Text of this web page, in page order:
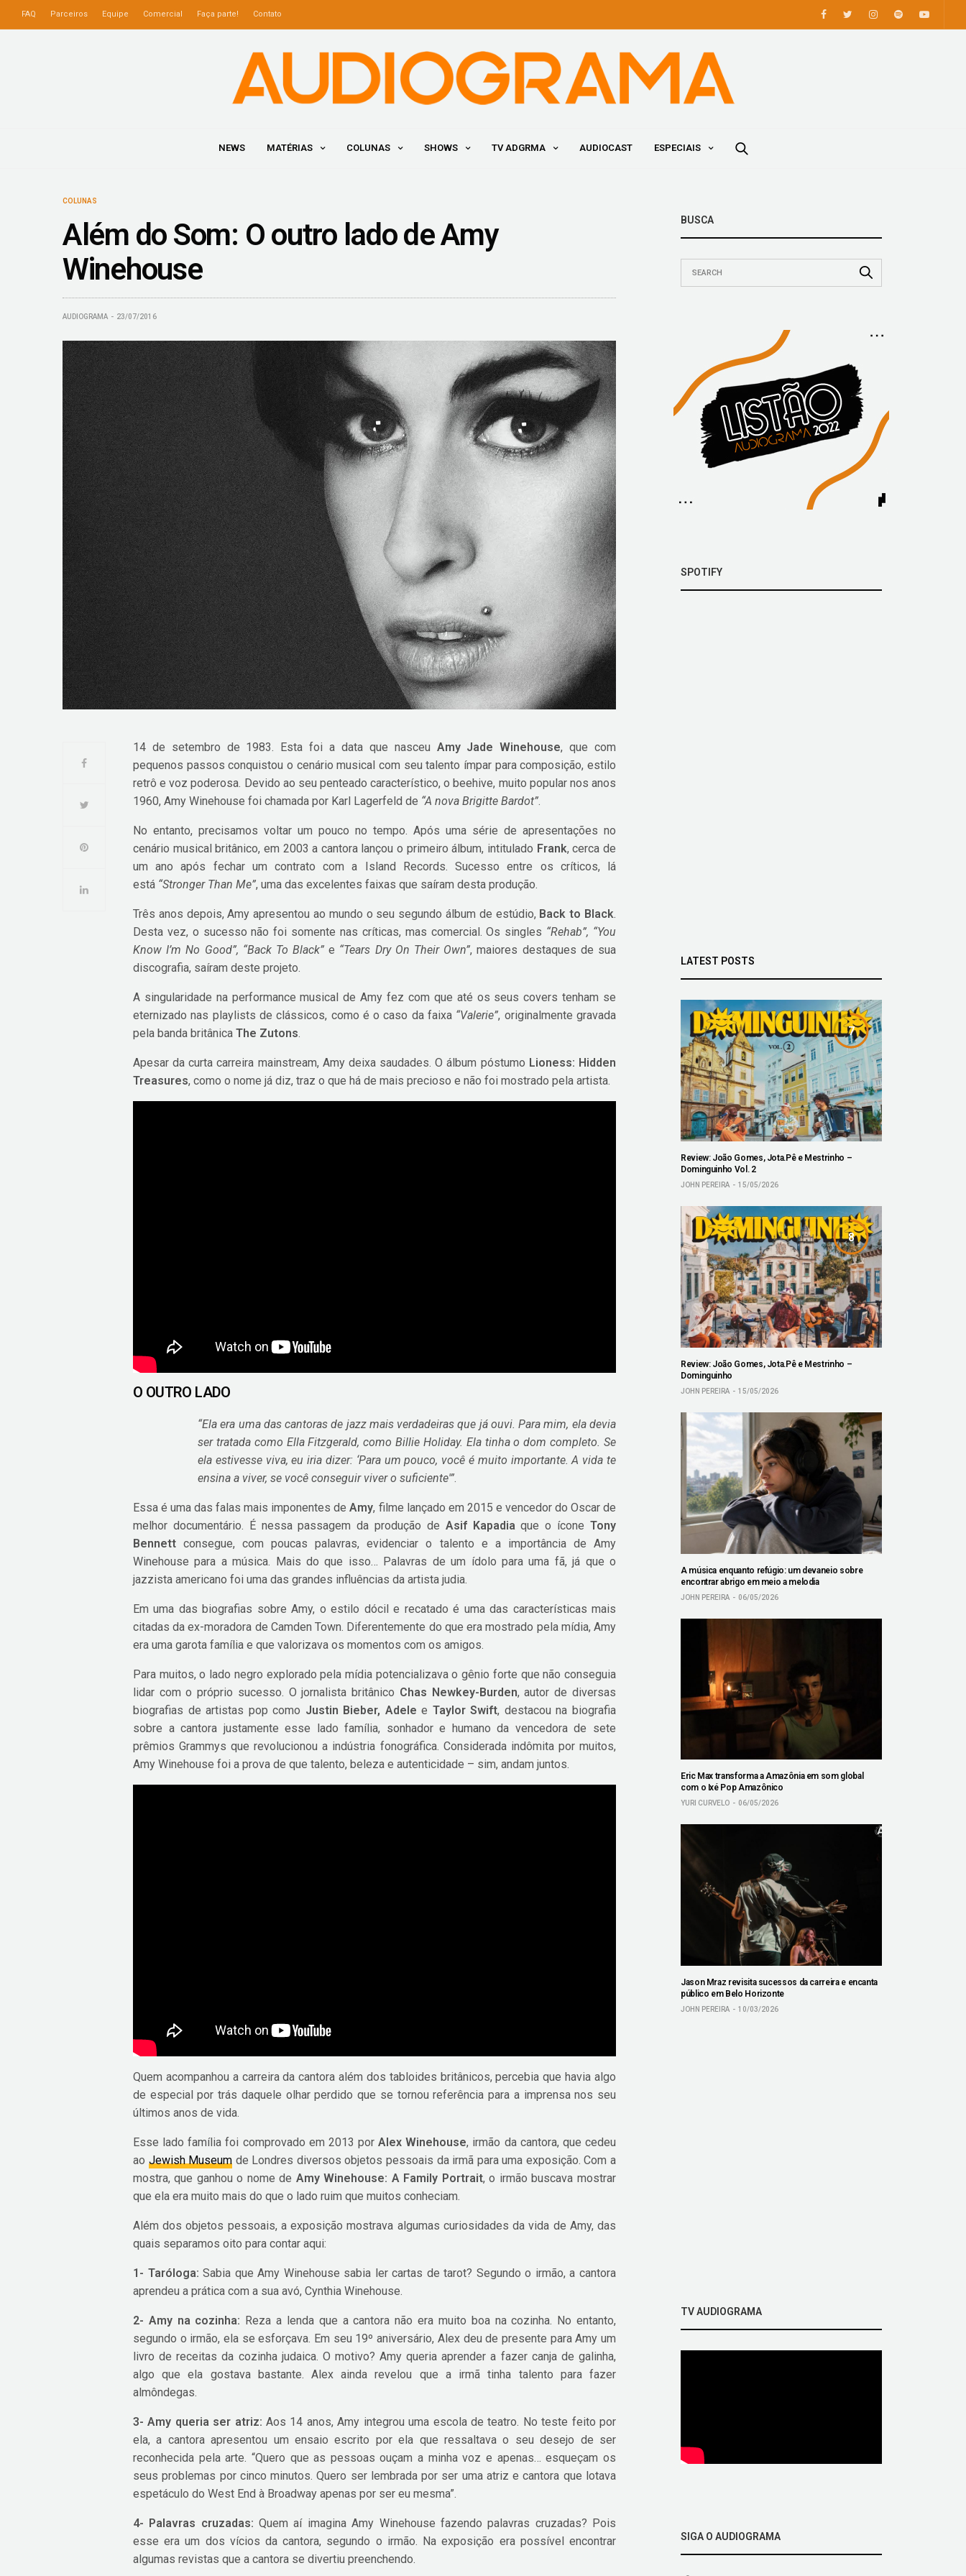
FAQ Parceiros Equipe Comercial Faça parte! Contato
NEWS MATÉRIAS COLUNAS SHOWS TV ADGRMA AUDIOCAST ESPECIAIS
COLUNAS
Além do Som: O outro lado de Amy
Winehouse
AUDIOGRAMA 23/07/2016
14 de setembro de 1983. Esta foi a data que nasceu Amy Jade Winehouse, que com
pequenos passos conquistou o cenário musical com seu talento ímpar para composição, estilo
retrô e voz poderosa. Devido ao seu penteado característico, o beehive, muito popular nos anos
1960, Amy Winehouse foi chamada por Karl Lagerfeld de “A nova Brigitte Bardot”.
No entanto, precisamos voltar um pouco no tempo. Após uma série de apresentações no
cenário musical britânico, em 2003 a cantora lançou o primeiro álbum, intitulado Frank, cerca de
um ano após fechar um contrato com a Island Records. Sucesso entre os críticos, lá
está “Stronger Than Me”, uma das excelentes faixas que saíram desta produção.
Três anos depois, Amy apresentou ao mundo o seu segundo álbum de estúdio, Back to Black.
Desta vez, o sucesso não foi somente nas críticas, mas comercial. Os singles “Rehab”, “You
Know I’m No Good”, “Back To Black” e “Tears Dry On Their Own”, maiores destaques de sua
discografia, saíram deste projeto.
A singularidade na performance musical de Amy fez com que até os seus covers tenham se
eternizado nas playlists de clássicos, como é o caso da faixa “Valerie”, originalmente gravada
pela banda britânicaThe Zutons.
Apesar da curta carreira mainstream, Amy deixa saudades. O álbum póstumo Lioness: Hidden
Treasures, como o nome já diz, traz o que há de mais precioso e não foi mostrado pela artista.
O OUTRO LADO
“Ela era uma das cantoras de jazz mais verdadeiras que já ouvi. Para mim, ela devia
ser tratada como Ella Fitzgerald, como Billie Holiday. Ela tinha o dom completo. Se
ela estivesse viva, eu iria dizer: ‘Para um pouco, você é muito importante. A vida te
ensina a viver, se você conseguir viver o suficiente'”.
Essa é uma das falas mais imponentes deAmy, filme lançado em 2015 e vencedor do Oscar de
melhor documentário. É nessa passagem da produção de Asif Kapadiaque o ícone Tony
Bennett consegue, com poucas palavras, evidenciar o talento e a importância de Amy
Winehouse para a música. Mais do que isso… Palavras de um ídolo para uma fã, já que o
jazzista americano foi uma das grandes influências da artista judia.
Em uma das biografias sobre Amy, o estilo dócil e recatado é uma das características mais
citadas da ex-moradora de Camden Town. Diferentemente do que era mostrado pela mídia, Amy
era uma garota família e que valorizava os momentos com os amigos.
Para muitos, o lado negro explorado pela mídia potencializava o gênio forte que não conseguia
lidar com o próprio sucesso. O jornalista britânico Chas Newkey-Burden, autor de diversas
biografias de artistas pop como Justin Bieber, Adele e Taylor Swift, destacou na biografia
sobre a cantora justamente esse lado família, sonhador e humano da vencedora de sete
prêmios Grammys que revolucionou a indústria fonográfica. Considerada indômita por muitos,
Amy Winehouse foi a prova de que talento, beleza e autenticidade – sim, andam juntos.
Quem acompanhou a carreira da cantora além dos tabloides britânicos, percebia que havia algo
de especial por trás daquele olhar perdido que se tornou referência para a imprensa nos seu
últimos anos de vida.
Esse lado família foi comprovado em 2013 porAlex Winehouse, irmão da cantora, que cedeu
ao Jewish Museum de Londres diversos objetos pessoais da irmã para uma exposição. Com a
mostra, que ganhou o nome de Amy Winehouse: A Family Portrait, o irmão buscava mostrar
que ela era muito mais do que o lado ruim que muitos conheciam.
Além dos objetos pessoais, a exposição mostrava algumas curiosidades da vida de Amy, das
quais separamos oito para contar aqui:
1- Taróloga: Sabia que Amy Winehouse sabia ler cartas de tarot? Segundo o irmão, a cantora
aprendeu a prática com a sua avó, Cynthia Winehouse.
2- Amy na cozinha: Reza a lenda que a cantora não era muito boa na cozinha. No entanto,
segundo o irmão, ela se esforçava. Em seu 19º aniversário, Alex deu de presente para Amy um
livro de receitas da cozinha judaica. O motivo? Amy queria aprender a fazer canja de galinha,
algo que ela gostava bastante. Alex ainda revelou que a irmã tinha talento para fazer
almôndegas.
3- Amy queria ser atriz: Aos 14 anos, Amy integrou uma escola de teatro. No teste feito por
ela, a cantora apresentou um ensaio escrito por ela que ressaltava o seu desejo de ser
reconhecida pela arte. “Quero que as pessoas ouçam a minha voz e apenas… esqueçam os
seus problemas por cinco minutos. Quero ser lembrada por ser uma atriz e cantora que lotava
espetáculo do West End à Broadway apenas por ser eu mesma”.
4- Palavras cruzadas: Quem aí imagina Amy Winehouse fazendo palavras cruzadas? Pois
esse era um dos vícios da cantora, segundo o irmão. Na exposição era possível encontrar
algumas revistas que a cantora se divertiu preenchendo.
BUSCA
SPOTIFY
LATEST POSTS
7
Review: João Gomes, Jota.Pê e Mestrinho –
Dominguinho Vol. 2
JOHN PEREIRA 15/05/2026
8
Review: João Gomes, Jota.Pê e Mestrinho –
Dominguinho
JOHN PEREIRA 15/05/2026
A música enquanto refúgio: um devaneio sobre
encontrar abrigo em meio a melodia
JOHN PEREIRA 06/05/2026
Eric Max transforma a Amazônia em som global
com o Ixé Pop Amazônico
YURI CURVELO 06/05/2026
Jason Mraz revisita sucessos da carreira e encanta
público em Belo Horizonte
JOHN PEREIRA 10/03/2026
TV AUDIOGRAMA
SIGA O AUDIOGRAMA